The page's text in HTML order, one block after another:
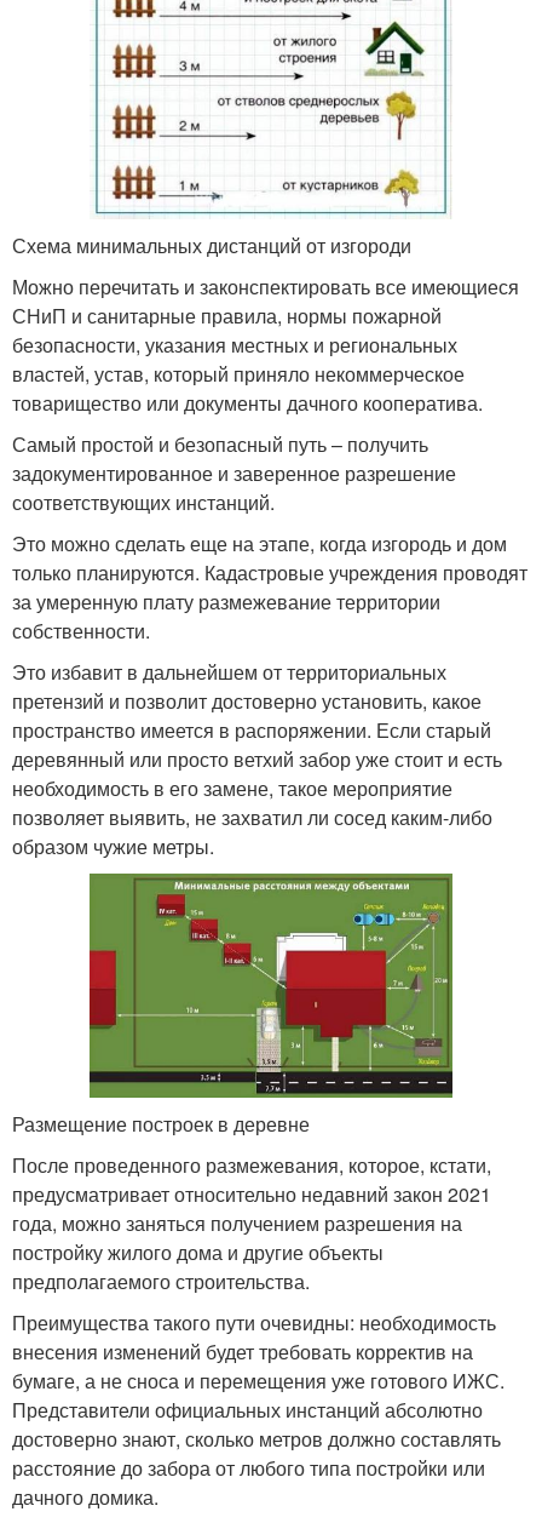
Схема минимальных дистанций от изгороди
Можно перечитать и законспектировать все имеющиеся
СНиП и санитарные правила, нормы пожарной
безопасности, указания местных и региональных
властей, устав, который приняло некоммерческое
товарищество или документы дачного кооператива.
Самый простой и безопасный путь – получить
задокументированное и заверенное разрешение
соответствующих инстанций.
Это можно сделать еще на этапе, когда изгородь и дом
только планируются. Кадастровые учреждения проводят
за умеренную плату размежевание территории
собственности.
Это избавит в дальнейшем от территориальных
претензий и позволит достоверно установить, какое
пространство имеется в распоряжении. Если старый
деревянный или просто ветхий забор уже стоит и есть
необходимость в его замене, такое мероприятие
позволяет выявить, не захватил ли сосед каким-либо
образом чужие метры.
Размещение построек в деревне
После проведенного размежевания, которое, кстати,
предусматривает относительно недавний закон 2021
года, можно заняться получением разрешения на
постройку жилого дома и другие объекты
предполагаемого строительства.
Преимущества такого пути очевидны: необходимость
внесения изменений будет требовать корректив на
бумаге, а не сноса и перемещения уже готового ИЖС.
Представители официальных инстанций абсолютно
достоверно знают, сколько метров должно составлять
расстояние до забора от любого типа постройки или
дачного домика.